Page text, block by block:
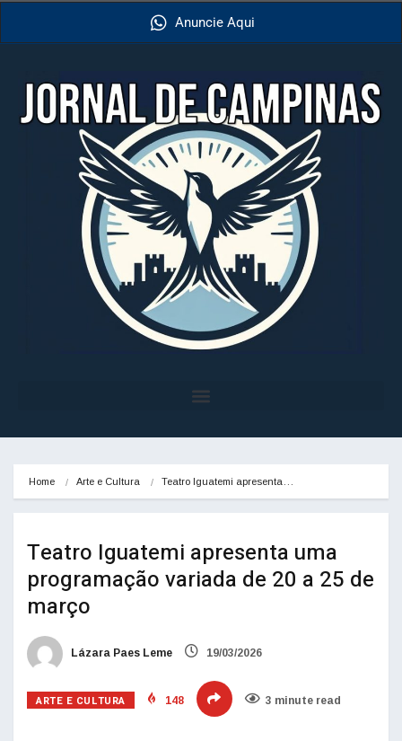
Anuncie Aqui
Home Arte e Cultura Teatro Iguatemi apresenta…
Teatro Iguatemi apresenta uma
programação variada de 20 a 25 de
março
Lázara Paes Leme 19/03/2026
ARTE E CULTURA 148 3 minute read